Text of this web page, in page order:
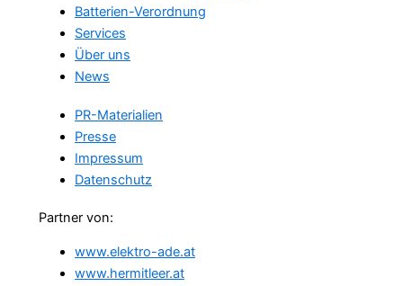
Batterien-Verordnung
Services
Über uns
News
PR-Materialien
Presse
Impressum
Datenschutz
Partner von:
www.elektro-ade.at
www.hermitleer.at